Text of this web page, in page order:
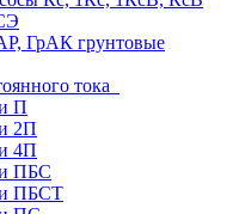
ГрАК грунтовые
тока
П
2П
4П
ПБС
ПБСТ